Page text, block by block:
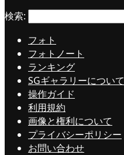
フォト
フォトノート
ランキング
SGギャラリーについて
操作ガイド
利用規約
画像と権利について
プライバシーポリシー
お問い合わせ
検索: